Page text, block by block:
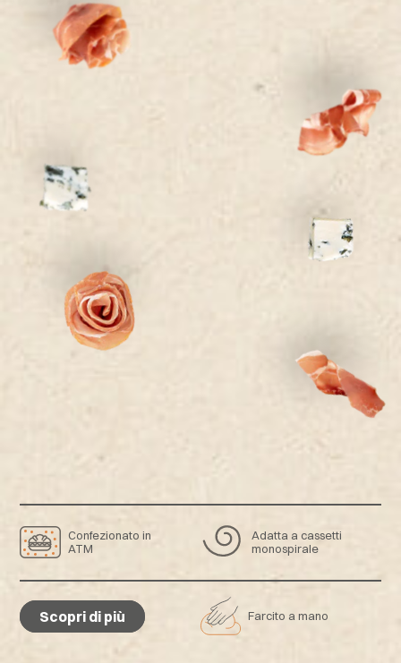
Confezionato in
ATM
Adatta a cassetti
monospirale
Scopri di più Farcito a mano